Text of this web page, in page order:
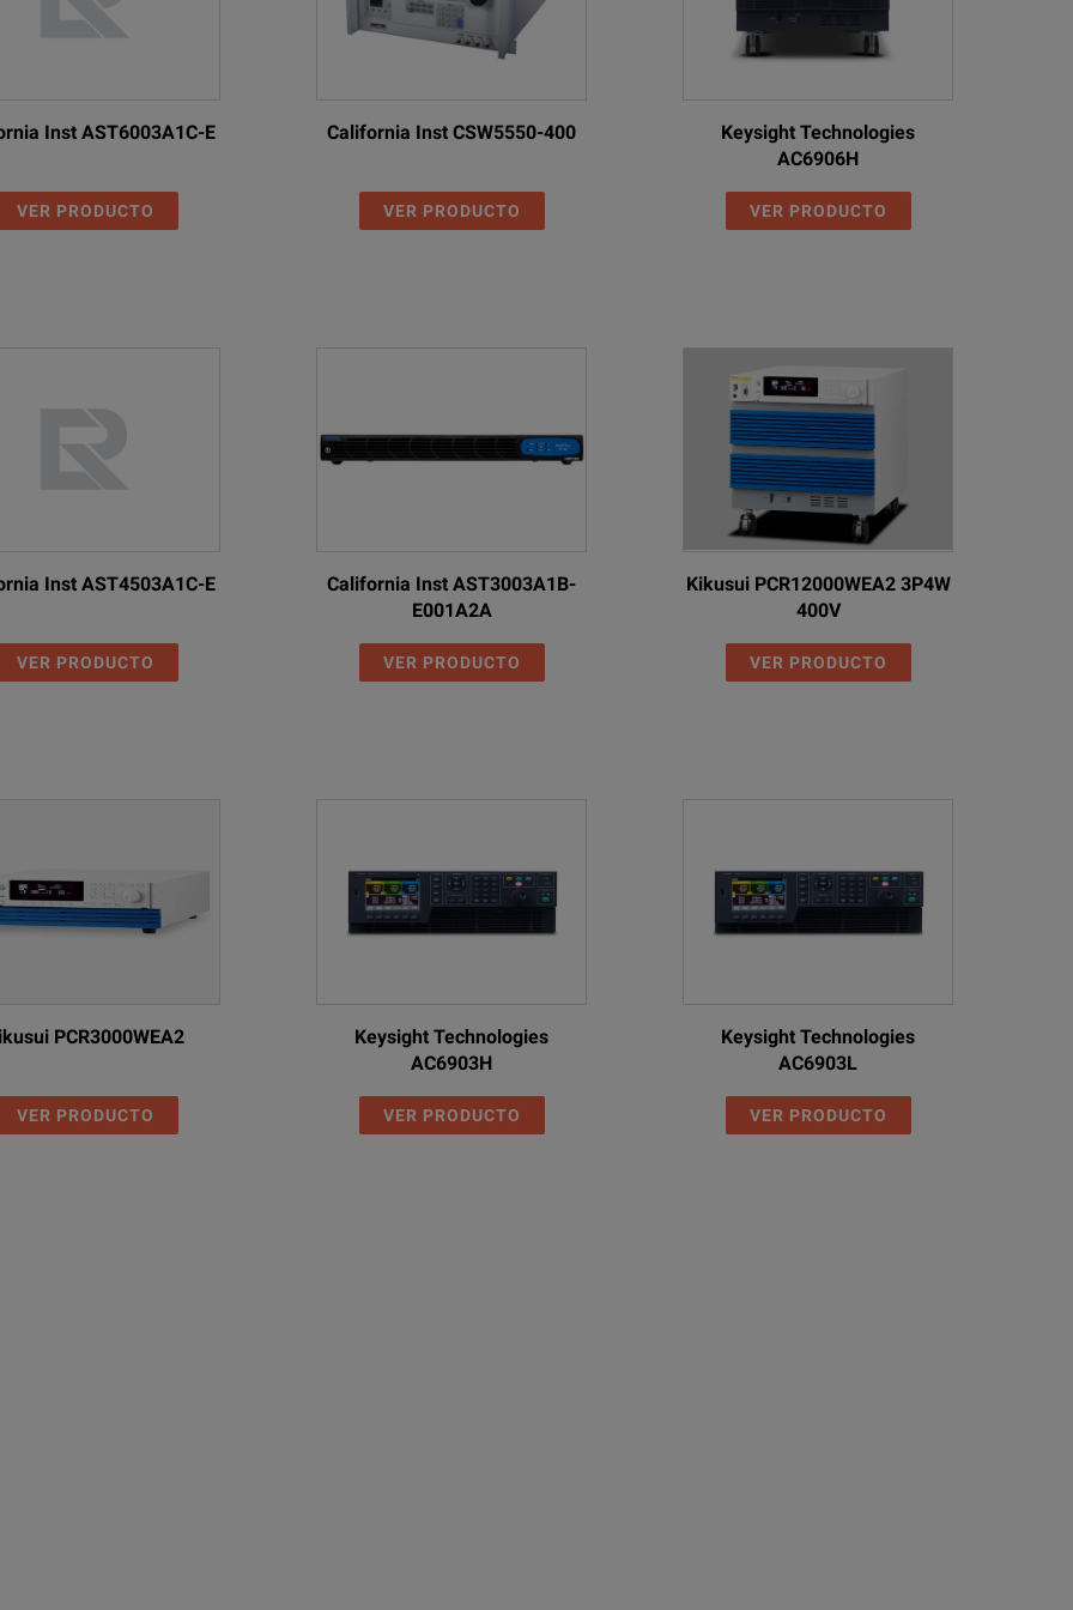
Inst AST6003A1C-E
VER PRODUCTO
California Inst CSW5550-400
VER PRODUCTO
Keysight Technologies
AC6906H
VER PRODUCTO
Inst AST4503A1C-E
VER PRODUCTO
California Inst AST3003A1B-
E001A2A
VER PRODUCTO
Kikusui PCR12000WEA2 3P4W
400V
VER PRODUCTO
PCR3000WEA2
VER PRODUCTO
Keysight Technologies
AC6903H
VER PRODUCTO
Keysight Technologies
AC6903L
VER PRODUCTO